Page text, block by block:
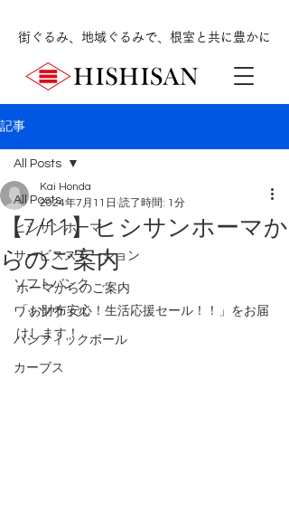
街ぐるみ、地域ぐるみで、根室と共に豊かに
記事
All Posts
ヒシサンホーマ
サービスステーション
ソフトバンク
ワッツウィズ
パシフィックボール
カーブス
All Posts
【7/11】ヒシサンホーマか
らのご案内
Kai Honda
2024年7月11日 読了時間: 1分
ホーマからのご案内
「お財布安心！生活応援セール！！」をお届
けします！